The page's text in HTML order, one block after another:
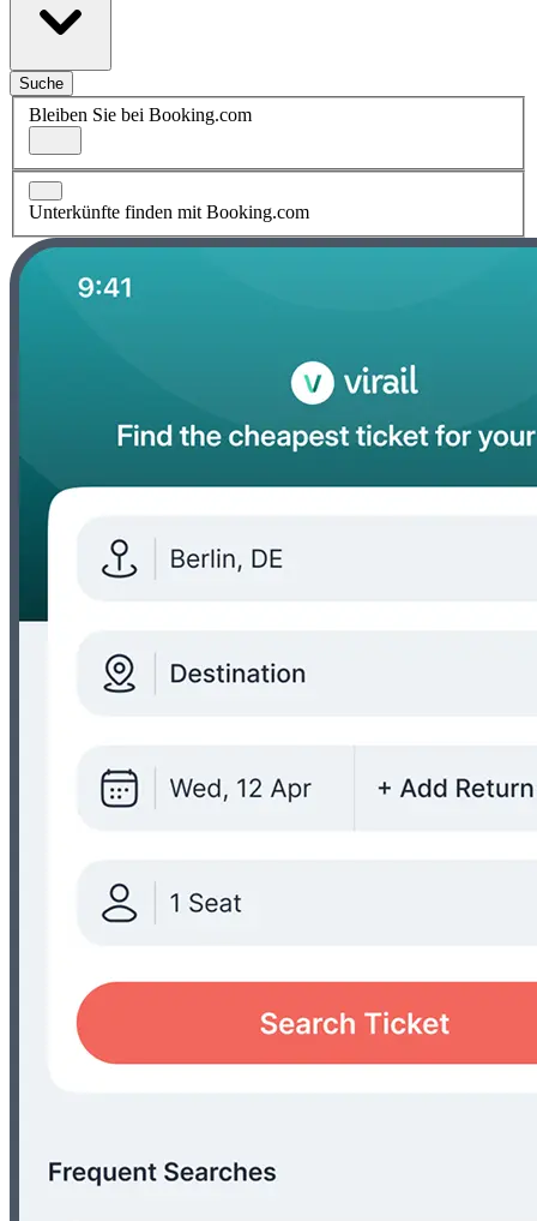
Suche
Bleiben Sie bei Booking.com
Unterkünfte finden mit Booking.com